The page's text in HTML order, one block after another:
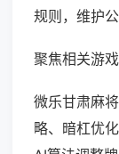
规则，维护公
聚焦相关游
微乐甘肃麻
略、暗杠优